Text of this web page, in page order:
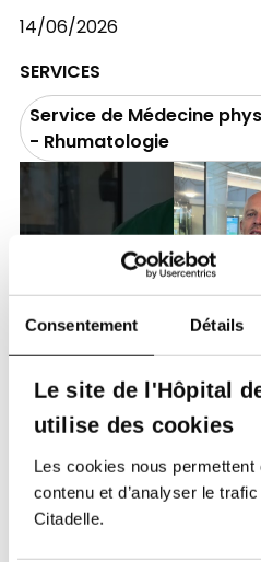
Consentement Détails
Le site de l'Hôpital
utilise des cookies
Les cookies nous permettent
contenu et d’analyser le
Citadelle.
14/06/2026
SERVICES
Service de Médecine
- Rhumatologie